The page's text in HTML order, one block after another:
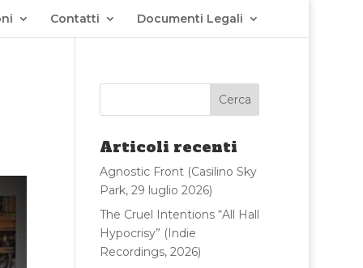
Contatti Documenti Legali
Articoli recenti
Agnostic Front (Casilino Sky
Park, 29 luglio 2026)
The Cruel Intentions “All Hall
Hypocrisy” (Indie
Recordings, 2026)